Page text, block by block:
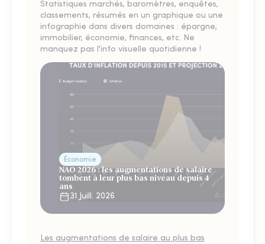
Statistiques marchés, baromètres, enquêtes,
classements, résumés en un graphique ou une
infographie dans divers domaines : épargne,
immobilier, économie, finances, etc. Ne
manquez pas l'info visuelle quotidienne !
Économie
NAO 2026 : les augmentations de salaire
tombent à leur plus bas niveau depuis 4
ans
31 Juill. 2026
Les augmentations de salaire au plus bas